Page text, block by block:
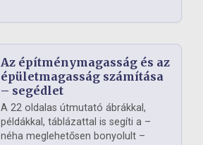
Az építménymagasság és az
épületmagasság számítása
– segédlet
A 22 oldalas útmutató ábrákkal,
példákkal, táblázattal is segíti a –
néha meglehetősen bonyolult –